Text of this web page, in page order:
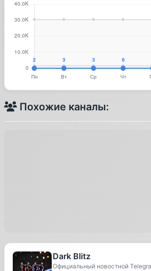
Похожие каналы:
Dark Blitz
Официальный новостной